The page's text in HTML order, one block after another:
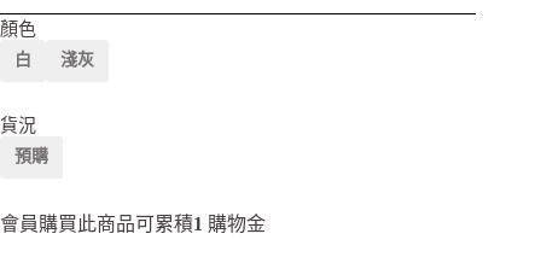
顏色
白 淺灰
貨況
預購
會員購買此商品可累積1 購物金